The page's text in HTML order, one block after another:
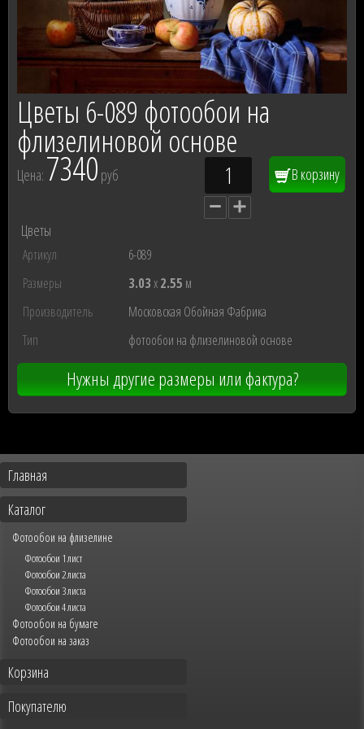
Цветы 6-089 фотообои на
флизелиновой основе
Цена: 7340 руб В корзину
Цветы
Артикул
6-089
Размеры
3.03x2.55 м
Производитель
Московская Обойная Фабрика
Тип
фотообои на флизелиновой основе
Нужны другие размеры или фактура?
Главная
Каталог
Фотообои на флизелине
Фотообои 1 лист
Фотообои 2 листа
Фотообои 3 листа
Фотообои 4 листа
Фотообои на бумаге
Фотообои на заказ
Корзина
Покупателю